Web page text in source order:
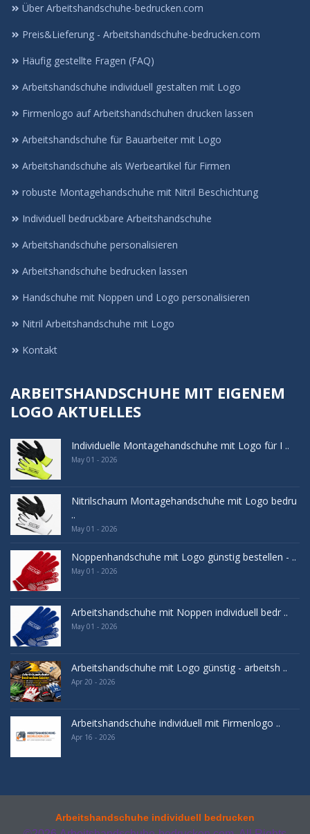
Über Arbeitshandschuhe-bedrucken.com
Preis&Lieferung - Arbeitshandschuhe-bedrucken.com
Häufig gestellte Fragen (FAQ)
Arbeitshandschuhe individuell gestalten mit Logo
Firmenlogo auf Arbeitshandschuhen drucken lassen
Arbeitshandschuhe für Bauarbeiter mit Logo
Arbeitshandschuhe als Werbeartikel für Firmen
robuste Montagehandschuhe mit Nitril Beschichtung
Individuell bedruckbare Arbeitshandschuhe
Arbeitshandschuhe personalisieren
Arbeitshandschuhe bedrucken lassen
Handschuhe mit Noppen und Logo personalisieren
Nitril Arbeitshandschuhe mit Logo
Kontakt
ARBEITSHANDSCHUHE MIT EIGENEM
LOGO AKTUELLES
Individuelle Montagehandschuhe mit Logo für I ..
May 01 - 2026
Nitrilschaum Montagehandschuhe mit Logo bedru
..
May 01 - 2026
Noppenhandschuhe mit Logo günstig bestellen - ..
May 01 - 2026
Arbeitshandschuhe mit Noppen individuell bedr ..
May 01 - 2026
Arbeitshandschuhe mit Logo günstig - arbeitsh ..
Apr 20 - 2026
Arbeitshandschuhe individuell mit Firmenlogo ..
Apr 16 - 2026
Arbeitshandschuhe individuell bedrucken